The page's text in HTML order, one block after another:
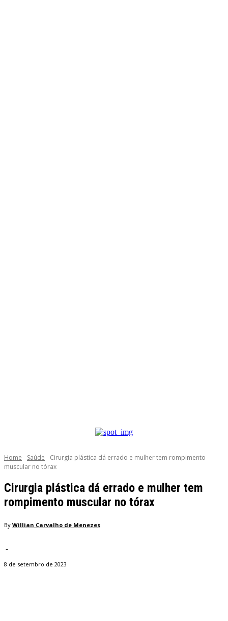
Home Saúde
Cirurgia plástica dá errado e mulher tem rompimento
muscular no tórax
Cirurgia plástica dá errado e mulher tem
rompimento muscular no tórax
By Willian Carvalho de Menezes
-
8 de setembro de 2023